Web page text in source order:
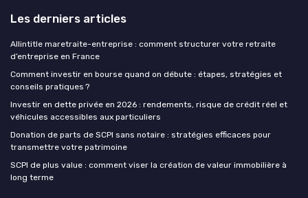
Les derniers articles
Allintitle maretraite-entreprise : comment structurer votre retraite
d’entreprise en France
Comment investir en bourse quand on débute : étapes, stratégies et
conseils pratiques ?
Investir en dette privée en 2026 : rendements, risque de crédit réel et
véhicules accessibles aux particuliers
Donation de parts de SCPI sans notaire : stratégies efficaces pour
transmettre votre patrimoine
SCPI de plus value : comment viser la création de valeur immobilière à
long terme